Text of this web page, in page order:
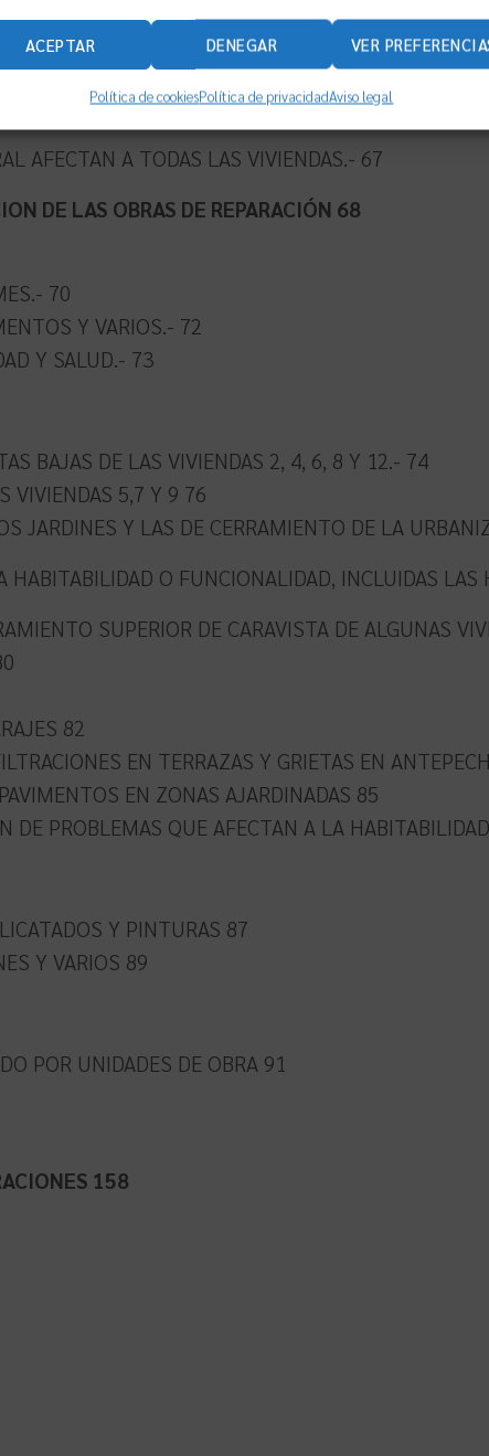
ACEPTAR DENEGAR VER
Política de cookiesPolítica de privacidadAviso legal
AFECTAN A TODAS LAS VIVIENDAS.- 67
DE LAS OBRAS DE REPARACIÓN 68
70
Y VARIOS.- 72
Y SALUD.- 73
BAJAS DE LAS VIVIENDAS 2, 4, 6, 8 Y 12.- 74
VIVIENDAS 5,7 Y 9 76
JARDINES Y LAS DE CERRAMIENTO DE LA
O FUNCIONALIDAD, INCLUIDAS LAS
SUPERIOR DE CARAVISTA DE ALGUNAS
82
EN TERRAZAS Y GRIETAS EN
EN ZONAS AJARDINADAS 85
DE PROBLEMAS QUE AFECTAN A LA
Y PINTURAS 87
Y VARIOS 89
POR UNIDADES DE OBRA 91
158